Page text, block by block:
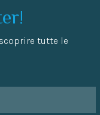
tutte le